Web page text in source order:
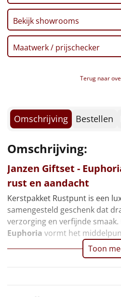
Tas
Wake up light
NIEUW
Borrelplank
NIEUW
Noodradio NIEUW
Deken (fleece plaid)
Alle artikelen
Overige
Ideeën
Personeel
Sinterklaaspakketten
Bekijk showrooms
Maatwerk / prijschecker
Terug naar
Omschrijving Bestellen
Omschrijving:
Janzen Giftset -
rust en aandacht
Kerstpakket Rustpunt is een
samengesteld geschenk dat
verzorging en verfijnde smaak.
Euphoria vormt het
Toon